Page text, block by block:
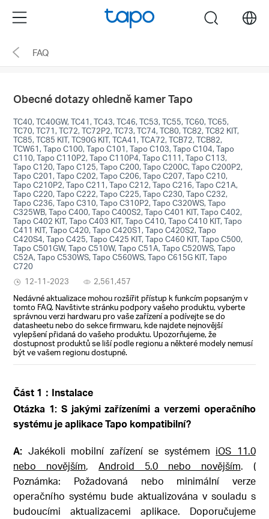
the
navigation
Menu search
FAQ
Obecné dotazy ohledně kamer Tapo
TC40, TC40GW, TC41, TC43, TC46, TC53, TC55, TC60, TC65,
TC70, TC71, TC72, TC72P2, TC73, TC74, TC80, TC82, TC82 KIT,
TC85, TC85 KIT, TC90G KIT, TCA41, TCA72, TCB72, TCB82,
TCW61, Tapo C100, Tapo C101, Tapo C103, Tapo C104, Tapo
C110, Tapo C110P2, Tapo C110P4, Tapo C111, Tapo C113,
Tapo C120, Tapo C125, Tapo C200, Tapo C200C, Tapo C200P2,
Tapo C201, Tapo C202, Tapo C206, Tapo C207, Tapo C210,
Tapo C210P2, Tapo C211, Tapo C212, Tapo C216, Tapo C21A,
Tapo C220, Tapo C222, Tapo C225, Tapo C230, Tapo C232,
Tapo C236, Tapo C310, Tapo C310P2, Tapo C320WS, Tapo
C325WB, Tapo C400, Tapo C400S2, Tapo C401 KIT, Tapo C402,
Tapo C402 KIT, Tapo C403 KIT, Tapo C410, Tapo C410 KIT, Tapo
C411 KIT, Tapo C420, Tapo C420S1, Tapo C420S2, Tapo
C420S4, Tapo C425, Tapo C425 KIT, Tapo C460 KIT, Tapo C500,
Tapo C501GW, Tapo C510W, Tapo C51A, Tapo C520WS, Tapo
C52A, Tapo C530WS, Tapo C560WS, Tapo C615G KIT, Tapo
C720
12-11-2023
2,561,457
Nedávné aktualizace mohou rozšířit přístup k funkcím popsaným v
tomto FAQ. Navštivte stránku podpory vašeho produktu, vyberte
správnou verzi hardwaru pro vaše zařízení a podívejte se do
datasheetu nebo do sekce firmwaru, kde najdete nejnovější
vylepšení přidaná do vašeho produktu. Upozorňujeme, že
dostupnost produktů se liší podle regionu a některé modely nemusí
být ve vašem regionu dostupné.
Část 1：Instalace
Otázka 1: S jakými zařízeními a verzemi operačního
systému je aplikace Tapo kompatibilní?
A: Jakékoli mobilní zařízení se systémem iOS 11.0
nebo novějším,Android 5.0 nebo novějším. (
Poznámka: Požadovaná nebo minimální verze
operačního systému bude aktualizována v souladu s
budoucími aktualizacemi aplikace. Doporučujeme